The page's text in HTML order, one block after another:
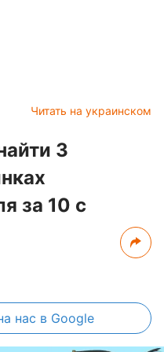
Читать на украинском
3
за 10 с
нас в Google